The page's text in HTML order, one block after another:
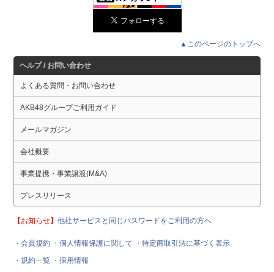
▲このページのトップへ
ヘルプ / お問い合わせ
よくある質問・お問い合わせ
AKB48グループご利用ガイド
メールマガジン
会社概要
事業提携・事業譲渡(M&A)
プレスリリース
【お知らせ】他社サービスと同じパスワードをご利用の方へ
・会員規約 ・個人情報保護に関して
・特定商取引法に基づく表示
・規約一覧 ・採用情報